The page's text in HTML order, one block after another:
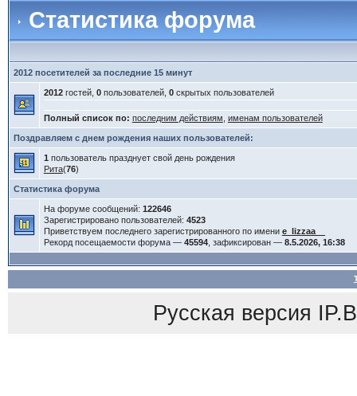
Статистика форума
2012 посетителей за последние 15 минут
2012гостей, 0пользователей, 0скрытых пользователей
Полный список по: последним действиям именам пользователей
Поздравляем с днем рождения наших пользователей:
1 пользователь празднует свой день рождения
Рита(76)
Статистика форума
На форуме сообщений: 122646
Зарегистрировано пользователей: 4523
Приветствуем последнего зарегистрированного по имени e_lizzaa__
Рекорд посещаемости форума — 45594, зафиксирован — 8.5.2026, 16:38
Русская версия